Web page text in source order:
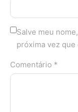
Salve meu
próxima vez que
Comentário *